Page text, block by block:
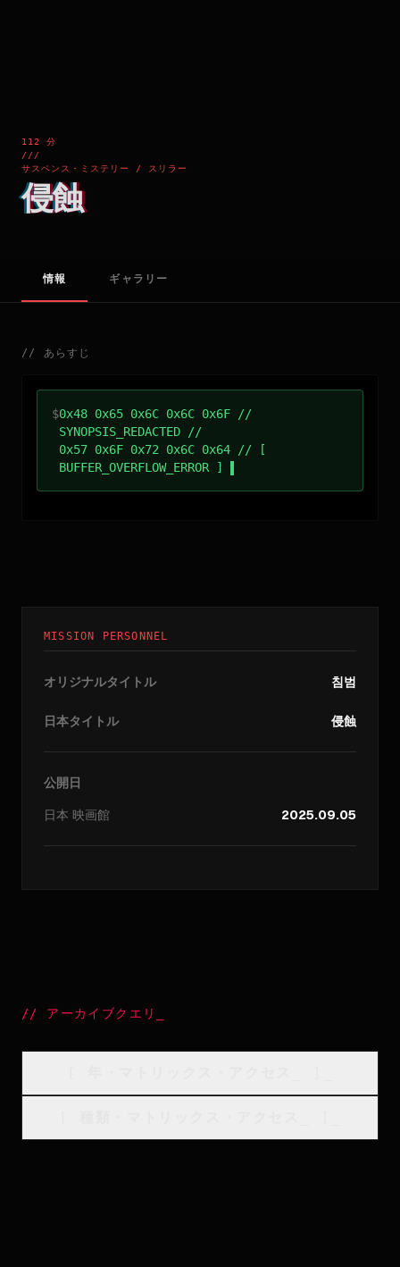
112 分
///
サスペンス・ミステリー / スリラー
侵蝕
情報 ギャラリー
// あらすじ
$0x48 0x65 0x6C 0x6C 0x6F //
SYNOPSIS_REDACTED //
0x57 0x6F 0x72 0x6C 0x64 // [
BUFFER_OVERFLOW_ERROR ]
MISSION PERSONNEL
オリジナルタイトル 침범
日本タイトル 侵蝕
公開日
日本 映画館 2025.09.05
// アーカイブクエリ